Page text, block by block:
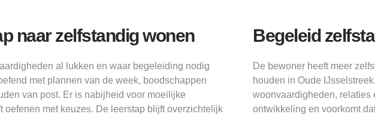
naar zelfstandig wonen
al lukken en waar begeleiding nodig
met plannen van de week, boodschappen
van post. Er is nabijheid voor moeilijke
oefenen met keuzes. De leerstap blijft overzichtelijk
Begeleid
De bewoner heeft meer
houden in Oude
woonvaardigheden, relaties
ontwikkeling en voorkomt